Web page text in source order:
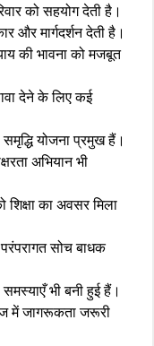
को सहयोग देती है।
और मार्गदर्शन देती है।
की भावना को मजबूत
देने के लिए कई
योजना प्रमुख हैं।
अभियान भी
का अवसर मिला
सोच बाधक
भी बनी हुई हैं।
में जागरूकता जरूरी